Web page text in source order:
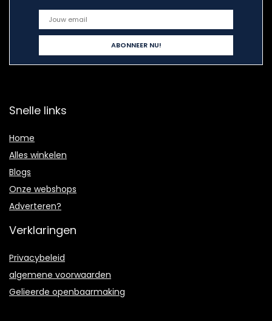
Snelle links
Home
Alles winkelen
Blogs
Onze webshops
Adverteren?
Verklaringen
Privacybeleid
algemene voorwaarden
Gelieerde openbaarmaking